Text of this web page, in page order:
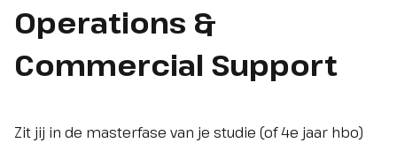
Operations &
Commercial Support
Zit jij in de masterfase van je studie (of 4e jaar hbo)